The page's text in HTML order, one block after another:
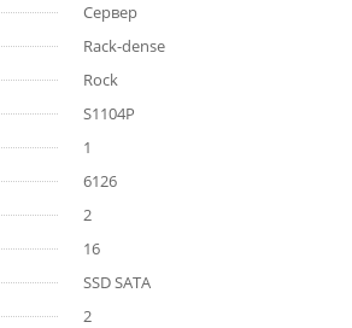
Сервер
Rack-dense
Rock
S1104P
1
6126
2
16
SSD SATA
2